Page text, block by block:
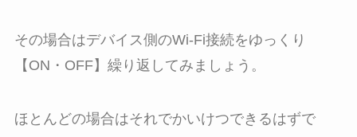
その場合はデバイス側のWi-Fi接続をゆっくり
【ON・OFF】繰り返してみましょう。
ほとんどの場合はそれでかいけつできるはずで